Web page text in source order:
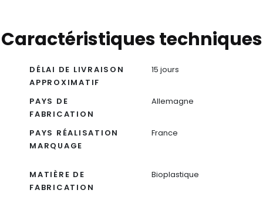
Caractéristiques techniques
DÉLAI DE LIVRAISON
APPROXIMATIF
15 jours
PAYS DE
FABRICATION
Allemagne
PAYS RÉALISATION
MARQUAGE
France
MATIÈRE DE
FABRICATION
Bioplastique